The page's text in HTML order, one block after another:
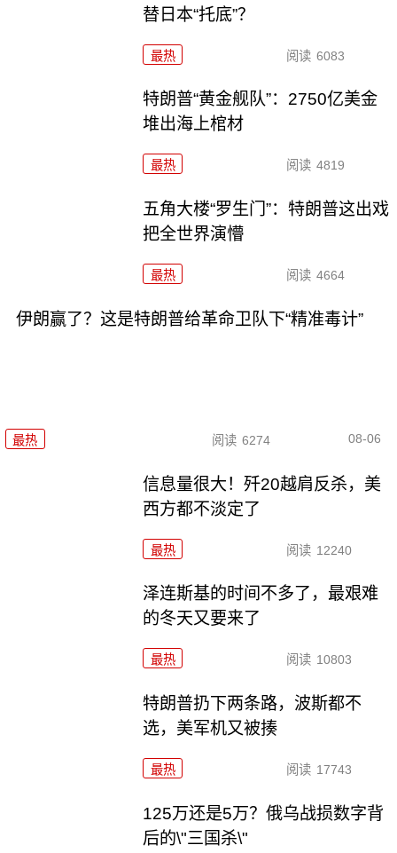
替日本“托底”？
最热 阅读 6083
特朗普“黄金舰队”：2750亿美金
堆出海上棺材
最热 阅读 4819
五角大楼“罗生门”：特朗普这出戏
把全世界演懵
最热 阅读 4664
伊朗赢了？这是特朗普给革命卫队下“精准毒计”
最热 阅读 6274 08-06
信息量很大！歼20越肩反杀，美
西方都不淡定了
最热 阅读 12240
泽连斯基的时间不多了，最艰难
的冬天又要来了
最热 阅读 10803
特朗普扔下两条路，波斯都不
选，美军机又被揍
最热 阅读 17743
125万还是5万？俄乌战损数字背
后的\"三国杀\"